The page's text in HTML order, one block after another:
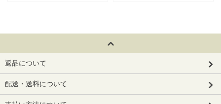
返品について
配送・送料について